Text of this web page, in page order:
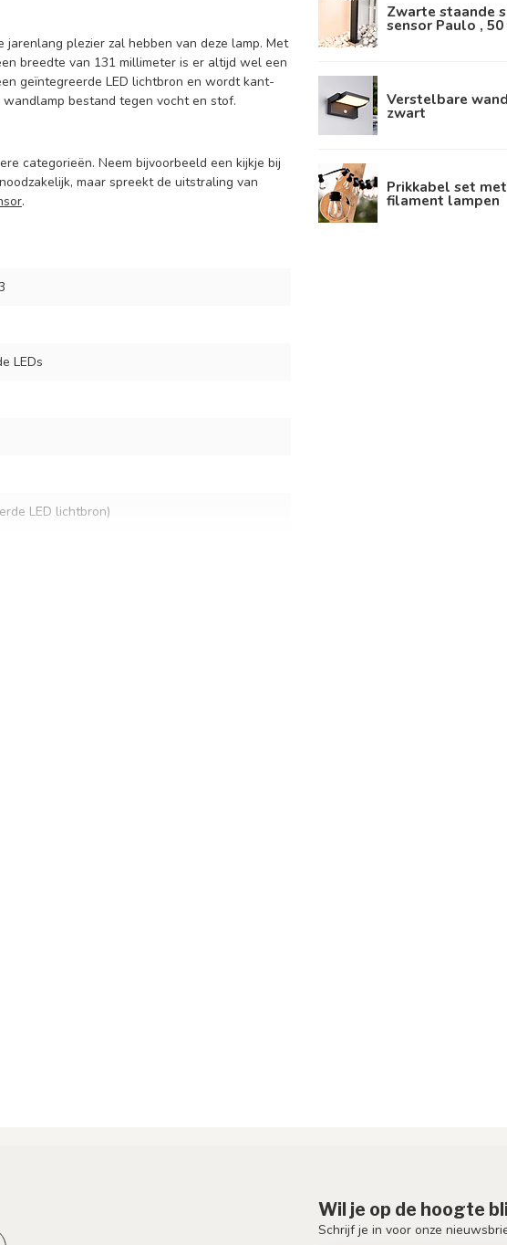
plezier zal hebben van deze lamp. Met
breedte van 131 millimeter is er altijd wel een
geïntegreerde LED lichtbron en wordt kant-
bestand tegen vocht en stof.
categorieën. Neem bijvoorbeeld een kijkje bij
maar spreekt de uitstraling van
.
LEDs
LED lichtbron)
Zwarte staande
sensor Paulo , 50
Verstelbare
zwart
Prikkabel set
filament lampen
Wil je op de hoogte
Schrijf je in voor onze